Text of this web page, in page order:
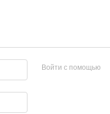
Войти с помощью